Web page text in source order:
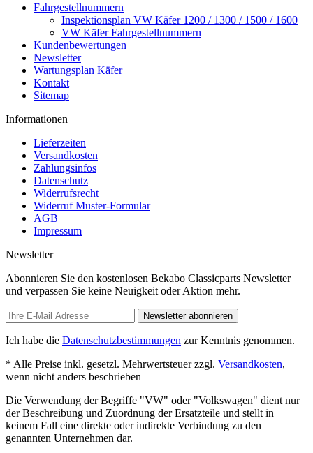
Fahrgestellnummern
Inspektionsplan VW Käfer 1200 / 1300 / 1500 / 1600
VW Käfer Fahrgestellnummern
Kundenbewertungen
Newsletter
Wartungsplan Käfer
Kontakt
Sitemap
Informationen
Lieferzeiten
Versandkosten
Zahlungsinfos
Datenschutz
Widerrufsrecht
Widerruf Muster-Formular
AGB
Impressum
Newsletter
Abonnieren Sie den kostenlosen Bekabo Classicparts Newsletter
und verpassen Sie keine Neuigkeit oder Aktion mehr.
Newsletter abonnieren
Ich habe die Datenschutzbestimmungen zur Kenntnis genommen.
* Alle Preise inkl. gesetzl. Mehrwertsteuer zzgl. Versandkosten,
wenn nicht anders beschrieben
Die Verwendung der Begriffe "VW" oder "Volkswagen" dient nur
der Beschreibung und Zuordnung der Ersatzteile und stellt in
keinem Fall eine direkte oder indirekte Verbindung zu den
genannten Unternehmen dar.